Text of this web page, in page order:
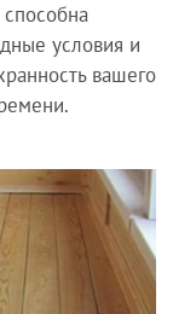
условия и
вашего